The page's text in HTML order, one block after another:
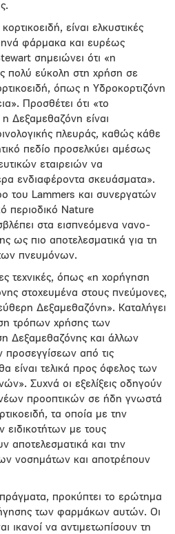
είναι ελκυστικές
φάρμακα και ευρέως
σημειώνει ότι «η
πολύ εύκολη στη χρήση σε
όπως η Υδροκορτιζόνη
Προσθέτει ότι «το
Δεξαμεθαζόνη είναι
πλευράς, καθώς κάθε
πεδίο προσελκύει αμέσως
εταιρειών να
ενδιαφέροντα σκευάσματα».
του Lammers και συνεργατών
περιοδικό Nature
στα εισπνεόμενα νανο-
ως πιο αποτελεσματικά για τη
πνευμόνων.
τεχνικές, όπως «η χορήγηση
στοχευμένα στους πνεύμονες,
Δεξαμεθαζόνη». Καταλήγει
τρόπων χρήσης των
Δεξαμεθαζόνης και άλλων
προσεγγίσεων από τις
είναι τελικά προς όφελος των
Συχνά οι εξελίξεις οδηγούν
προοπτικών σε ήδη γνωστά
τα οποία με την
με τους
αποτελεσματικά και την
νοσημάτων και αποτρέπουν
προκύπτει το ερώτημα
των φαρμάκων αυτών. Οι
ικανοί να αντιμετωπίσουν τη